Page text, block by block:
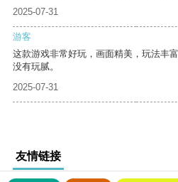
2025-07-31
游客
这款游戏非常好玩，画面精美，玩法丰
没有玩腻。
2025-07-31
友情链接